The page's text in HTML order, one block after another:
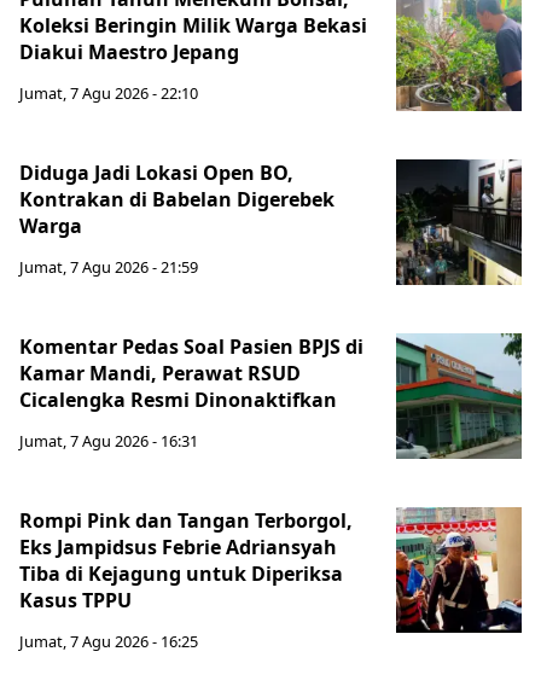
Koleksi Beringin Milik Warga Bekasi
Diakui Maestro Jepang
Jumat, 7 Agu 2026 - 22:10
Diduga Jadi Lokasi Open BO,
Kontrakan di Babelan Digerebek
Warga
Jumat, 7 Agu 2026 - 21:59
Komentar Pedas Soal Pasien BPJS di
Kamar Mandi, Perawat RSUD
Cicalengka Resmi Dinonaktifkan
Jumat, 7 Agu 2026 - 16:31
Rompi Pink dan Tangan Terborgol,
Eks Jampidsus Febrie Adriansyah
Tiba di Kejagung untuk Diperiksa
Kasus TPPU
Jumat, 7 Agu 2026 - 16:25